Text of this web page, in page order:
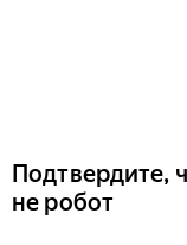
Подтвердите,
не робот